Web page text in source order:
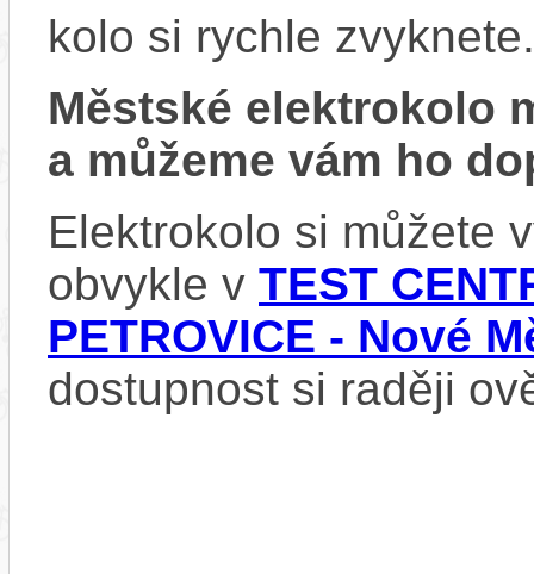
kolo si rychle zvyknete.
Městské elektrokolo
a můžeme vám ho
Elektrokolo si můžete
obvykle v TEST
PETROVICE - Nové
dostupnost si raději